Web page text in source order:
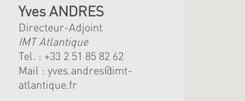
Yves ANDRES
Directeur-Adjoint
IMT Atlantique
Tel. : +33 2 51 85 82 62
Mail : yves.andres@imt-
atlantique.fr